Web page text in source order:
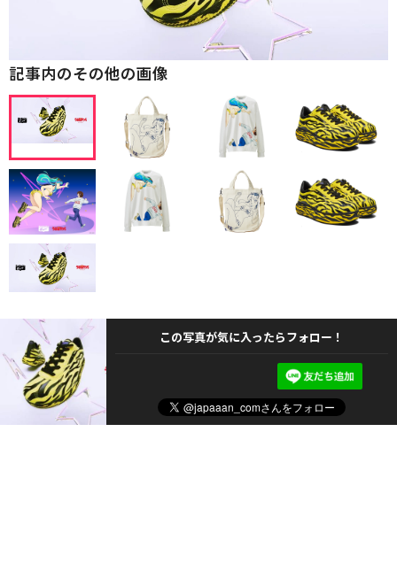
記事内のその他の画像
この写真が気に入ったらフォロー！